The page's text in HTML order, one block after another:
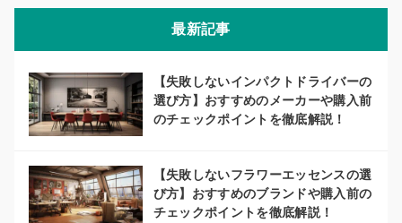
最新記事
【失敗しないインパクトドライバーの
選び方】おすすめのメーカーや購入前
のチェックポイントを徹底解説！
【失敗しないフラワーエッセンスの選
び方】おすすめのブランドや購入前の
チェックポイントを徹底解説！